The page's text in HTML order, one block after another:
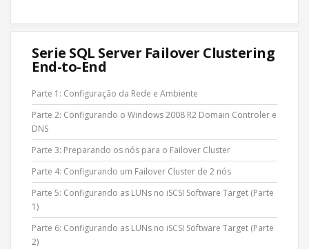
Serie SQL Server Failover Clustering
End-to-End
Parte 1: Configuração da Rede e Ambiente
Parte 2: Configurando o Windows 2008 R2 Domain Controler e
DNS
Parte 3: Preparando os nós para o Failover Cluster
Parte 4: Configurando um Failover Cluster de 2 nós
Parte 5: Configurando as LUNs no iSCSI Software Target (Parte
1)
Parte 6: Configurando as LUNs no iSCSI Software Target (Parte
2)